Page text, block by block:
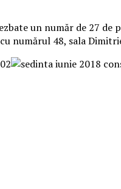
un număr de 27 de
numărul 48, sala